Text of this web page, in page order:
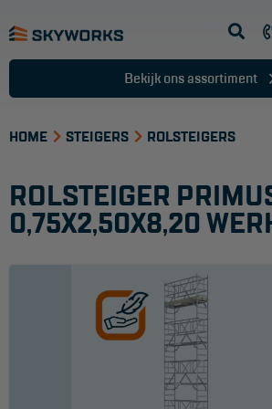
Opsteek ladder
Schuifladder
Telescopische ladder
Ladder accessoires
Bekijk ons assortiment
HOME STEIGERS ROLSTEIGERS
ROLSTEIGER
0,75X2,50X8,20